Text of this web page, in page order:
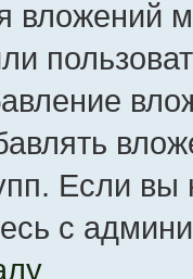
вложений
Если вы
с